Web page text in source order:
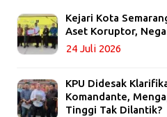
Kejari Kota
Aset Koruptor,
24 Juli 2026
KPU Didesak
Komandante,
Tinggi Tak Dilantik?